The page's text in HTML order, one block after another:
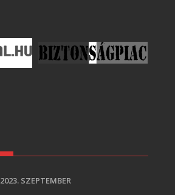
2023. SZEPTEMBER